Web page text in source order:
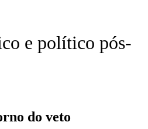
e político pós-
do veto